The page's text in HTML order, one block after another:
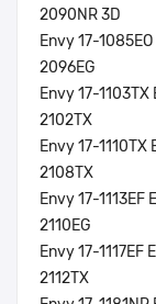
2090NR 3D
Envy 17-
2096EG
Envy 17-
2102TX
Envy 17-1110TX
2108TX
Envy 17-1113EF
2110EG
Envy 17-1117EF
2112TX